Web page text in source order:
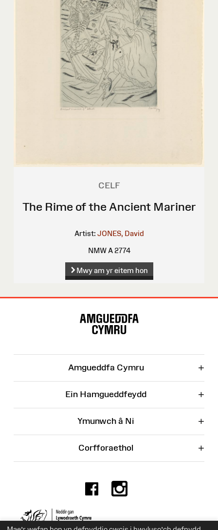
CELF
The Rime of the Ancient Mariner
Artist: JONES, David
NMW A 2774
Mwy am yr eitem hon
Amgueddfa Cymru +
Ein Hamgueddfeydd +
Ymunwch â Ni +
Corfforaethol +
Facebook